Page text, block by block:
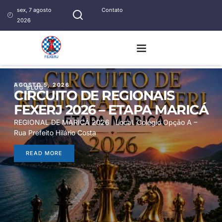
sex, 7 agosto
2026
Contato
BLOG
AGOSTO 5, 2026
CIRCUITO DE REGIONAIS
FEXERJ 2026 – ETAPA MARICÁ
REGIONAL DE MARICÁ 2026 Local. Colégio Opção A –
Rua Prefeito Hilário Costa
READ MORE